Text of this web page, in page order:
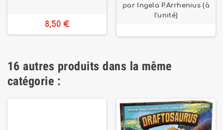
8,50 €
par Ingela P.Arrhenius (à
l'unité)
16 autres produits dans la même
catégorie :